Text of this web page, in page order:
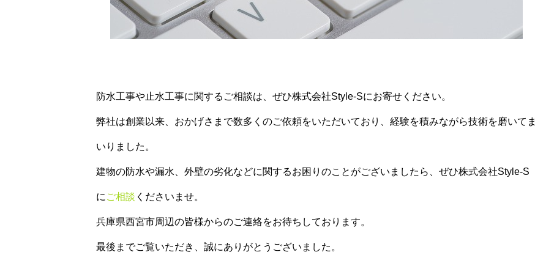
防水工事や止水工事に関するご相談は、ぜひ株式会社Style-Sにお寄せください。
弊社は創業以来、おかげさまで数多くのご依頼をいただいており、経験を積みながら技術を磨いてま
いりました。
建物の防水や漏水、外壁の劣化などに関するお困りのことがございましたら、ぜひ株式会社Style-S
に ご相談 くださいませ。
兵庫県西宮市周辺の皆様からのご連絡をお待ちしております。
最後までご覧いただき、誠にありがとうございました。